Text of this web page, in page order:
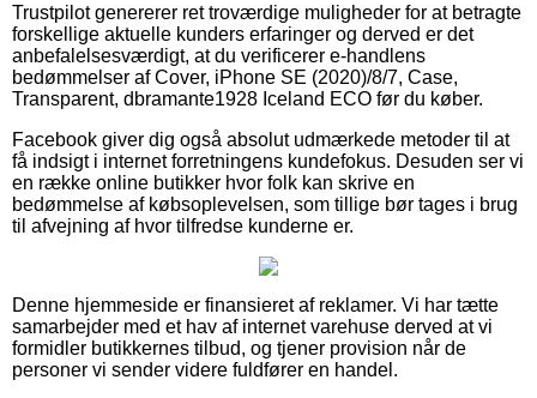
Trustpilot genererer ret troværdige muligheder for at betragte
forskellige aktuelle kunders erfaringer og derved er det
anbefalelsesværdigt, at du verificerer e-handlens
bedømmelser af Cover, iPhone SE (2020)/8/7, Case,
Transparent, dbramante1928 Iceland ECO før du køber.
Facebook giver dig også absolut udmærkede metoder til at
få indsigt i internet forretningens kundefokus. Desuden ser vi
en række online butikker hvor folk kan skrive en
bedømmelse af købsoplevelsen, som tillige bør tages i brug
til afvejning af hvor tilfredse kunderne er.
Denne hjemmeside er finansieret af reklamer. Vi har tætte
samarbejder med et hav af internet varehuse derved at vi
formidler butikkernes tilbud, og tjener provision når de
personer vi sender videre fuldfører en handel.